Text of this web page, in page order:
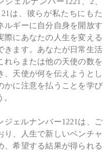
21は、彼らが私たちにもた
ルギーに自分自身を開放す
際にあなたの人生を変える
きます。あなたが日常生活
れらまたは他の天使の数を
、天使が何を伝えようとし
かに注意を払うことを学び
ジェルナンバー1221は、ご
り、人生で新しいベンチャ
、希望する結果が得られる